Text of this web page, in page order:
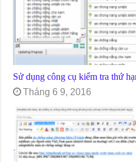
Sử dụng công cụ kiểm tra thứ
Tháng 6 9, 2016